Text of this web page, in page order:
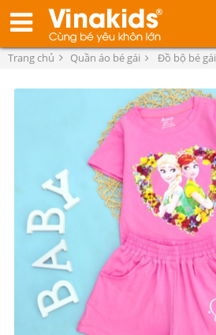
Trang chủ Quần áo bé gái Đồ bộ bé gái